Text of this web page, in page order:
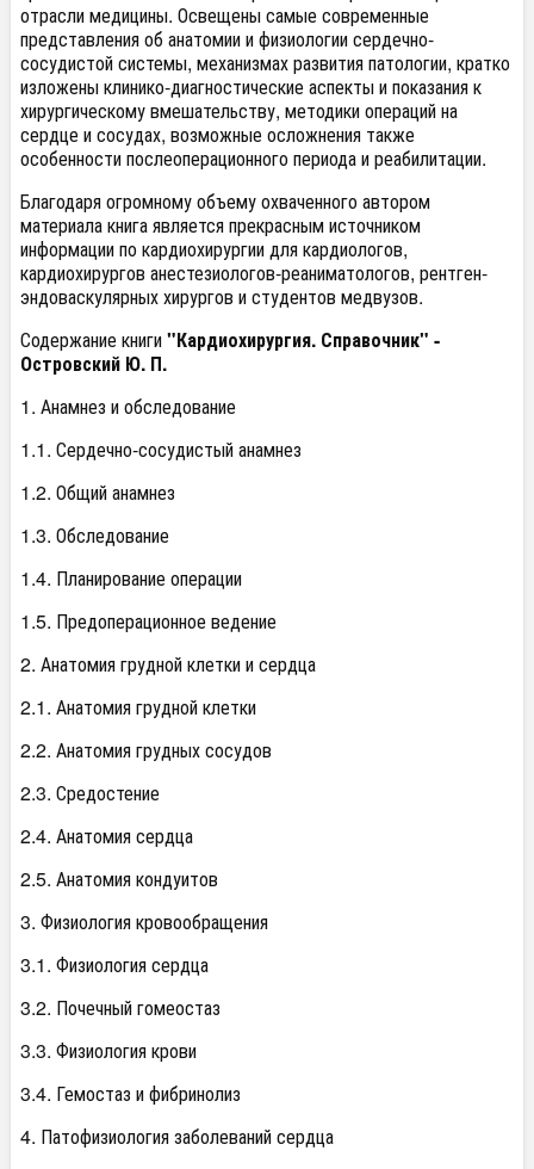
отрасли медицины. Освещены самые современные
представления об анатомии и физиологии сердечно-
сосудистой системы, механизмах развития патологии, кратко
изложены клинико-диагностические аспекты и показания к
хирургическому вмешательству, методики операций на
сердце и сосудах, возможные осложнения также
особенности послеоперационного периода и реабилитации.
Благодаря огромному объему охваченного автором
материала книга является прекрасным источником
информации по кардиохирургии для кардиологов,
кардиохирургов анестезиологов-реаниматологов, рентген-
эндоваскулярных хирургов и студентов медвузов.
Содержание книги"Кардиохирургия. Справочник" -
Островский Ю. П.
1. Анамнез и обследование
1.1. Сердечно-сосудистый анамнез
1.2. Общий анамнез
1.3. Обследование
1.4. Планирование операции
1.5. Предоперационное ведение
2. Анатомия грудной клетки и сердца
2.1. Анатомия грудной клетки
2.2. Анатомия грудных сосудов
2.3. Средостение
2.4. Анатомия сердца
2.5. Анатомия кондуитов
3. Физиология кровообращения
3.1. Физиология сердца
3.2. Почечный гомеостаз
3.3. Физиология крови
3.4. Гемостаз и фибринолиз
4. Патофизиология заболеваний сердца